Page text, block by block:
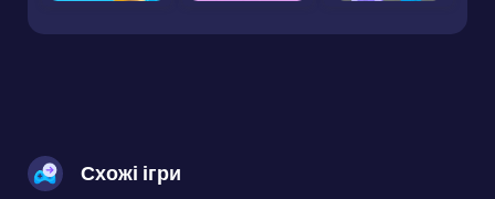
Схожі ігри